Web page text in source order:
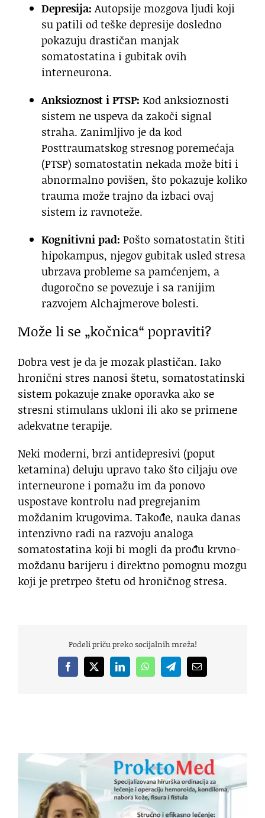
Depresija: Autopsije mozgova ljudi koji
su patili od teške depresije dosledno
pokazuju drastičan manjak
somatostatina i gubitak ovih
interneurona.
Anksioznost i PTSP: Kod anksioznosti
sistem ne uspeva da zakoči signal
straha. Zanimljivo je da kod
Posttraumatskog stresnog poremećaja
(PTSP) somatostatin nekada može biti i
abnormalno povišen, što pokazuje koliko
trauma može trajno da izbaci ovaj
sistem iz ravnoteže.
Kognitivni pad: Pošto somatostatin štiti
hipokampus, njegov gubitak usled stresa
ubrzava probleme sa pamćenjem, a
dugoročno se povezuje i sa ranijim
razvojem Alchajmerove bolesti.
Može li se „kočnica“ popraviti?
Dobra vest je da je mozak plastičan. Iako
hronični stres nanosi štetu, somatostatinski
sistem pokazuje znake oporavka ako se
stresni stimulans ukloni ili ako se primene
adekvatne terapije.
Neki moderni, brzi antidepresivi (poput
ketamina) deluju upravo tako što ciljaju ove
interneurone i pomažu im da ponovo
uspostave kontrolu nad pregrejanim
moždanim krugovima. Takođe, nauka danas
intenzivno radi na razvoju analoga
somatostatina koji bi mogli da prođu krvno-
moždanu barijeru i direktno pomognu mozgu
koji je pretrpeo štetu od hroničnog stresa.
Podeli priču preko socijalnih mreža!
Facebook
X LinkedInWhatsAppTelegramEmail